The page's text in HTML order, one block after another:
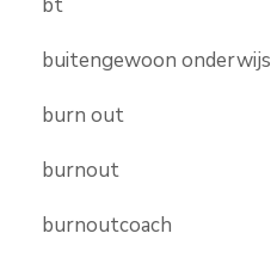
buitengewoon onderwijs
burn out
burnout
burnoutcoach